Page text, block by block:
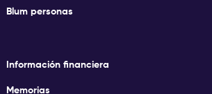
Blum personas
Información financiera
Memorias